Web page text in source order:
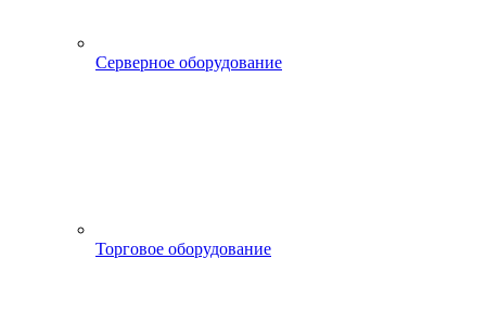
Серверное оборудование
Торговое оборудование